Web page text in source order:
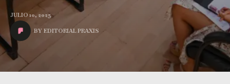
JULIO 10, 2025
BY EDITORIAL PRAXIS